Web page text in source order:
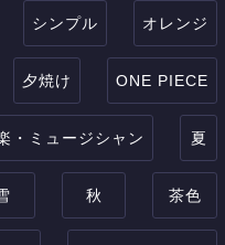
シンプル オレンジ
夕焼け ONE PIECE
・ミュージシャン 夏
秋 茶色